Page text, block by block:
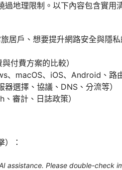
地理限制。以下內容包含實用
居戶、想要提升網路安全與隱私
付費方案的比較）
、macOS、iOS、Android、路
選擇、協議、DNS、分流等）
審計、日誌政策）
：
assistance. Please double-check